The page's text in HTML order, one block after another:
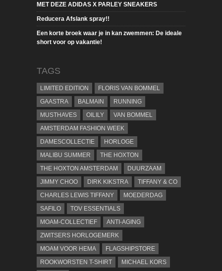
MET DEZE ADIDAS X PARLEY SNEAKERS
Reducera Afslank spray!!
Een korte broek waar je in kan zwemmen: De ideale
short voor op vakantie!
TAGS
LIMITED EDITION
FLORIS VAN BOMMEL
GAASTRA
BALMAIN
RUNNING
MUSTHAVES
OILILY
VAN BOMMEL
AMSTERDAM FASHION WEEK
DAMESCOLLECTIE
HORLOGE
MALIBU SUMMER
THE HOXTON
THE HOXTON AMSTERDAM
DUURZAAM
JIMMY CHOO
DIRK KIKSTRA
TIFFANY & CO
CHARLES LEWIS TIFFANY
MOEDERDAG
SAFILO
TOV ESSENTIALS
MOAM-COLLECTIEF
ANTI-AGING
ZWITSERS HORLOGEMERK
MOAM VOOR HEMA
FLAGSHIPSTORE
ROOKWORSTEN T-SHIRT
MICHAEL KORS